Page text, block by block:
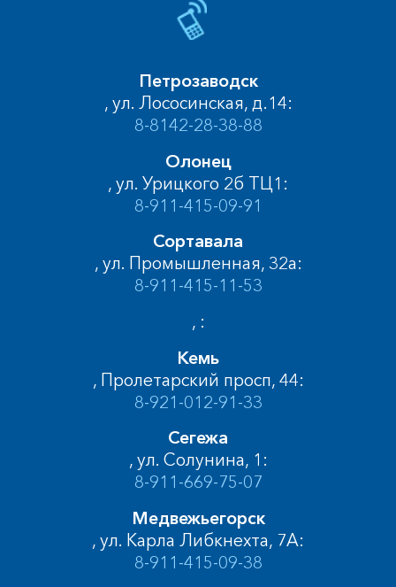
Петрозаводск
, ул. Лососинская, д.14:
8-8142-28-38-88
Олонец
, ул. Урицкого 2б ТЦ1:
8-911-415-09-91
Сортавала
, ул. Промышленная, 32а:
8-911-415-11-53
, :
Кемь
, Пролетарский просп, 44:
8-921-012-91-33
Сегежа
, ул. Солунина, 1:
8-911-669-75-07
Медвежьегорск
, ул. Карла Либкнехта, 7А:
8-911-415-09-38